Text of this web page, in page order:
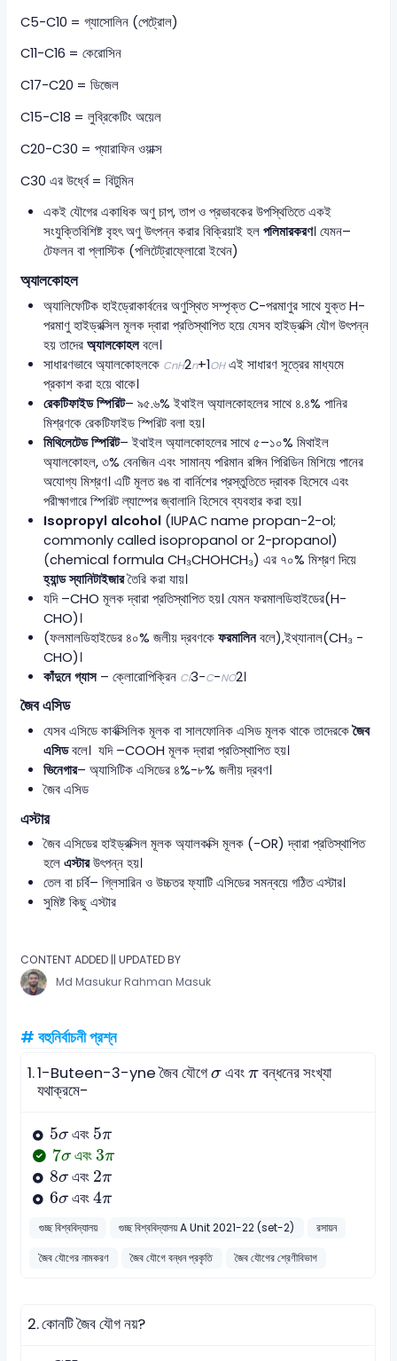
C5-C10 = গ্যাসোলিন (পেট্রোল)
C11-C16 = কেরোসিন
C17-C20 = ডিজেল
C15-C18 = লুব্রিকেটিং অয়েল
C20-C30 = প্যারাফিন ওয়াক্স
C30 এর উর্ধ্বে = বিটুমিন
একই যৌগের একাধিক অণু চাপ, তাপ ও প্রভাবকের উপস্থিতিতে একই
সংযুক্তিবিশিষ্ট বৃহৎ অণু উৎপন্ন করার বিক্রিয়াই হল পলিমারকরণ। যেমন–
টেফলন বা প্লাস্টিক (পলিটেট্রাফ্লোরো ইথেন)
অ্যালকোহল
অ্যালিফেটিক হাইড্রোকার্বনের অণুস্থিত সম্পৃক্ত C-পরমাণুর সাথে যুক্ত H-
পরমাণু হাইড্রক্সিল মূলক দ্বারা প্রতিস্থাপিত হয়ে যেসব হাইড্রক্সি যৌগ উৎপন্ন
হয় তাদের অ্যালকোহলবলে।
সাধারণভাবে অ্যালকোহলকে CnH2n+1​OHএই সাধারণ সূত্রের মাধ্যমে
প্রকাশ করা হয়ে থাকে।
রেকটিফাইড স্পিরিট– ৯৫.৬% ইথাইল অ্যালকোহলের সাথে ৪.৪% পানির
মিশ্রণকে রেকটিফাইড স্পিরিট বলা হয়।
মিথিলেটেড স্পিরিট– ইথাইল অ্যালকোহলের সাথে ৫–১০% মিথাইল
অ্যালকোহল, ৩% বেনজিন এবং সামান্য পরিমান রঙ্গিন পিরিডিন মিশিয়ে পানের
অযোগ্য মিশ্রণ। এটি মূলত রঙ বা বার্নিশের প্রস্তুতিতে দ্রাবক হিসেবে এবং
পরীক্ষাগারে স্পিরিট ল্যাম্পের জ্বালানি হিসেবে ব্যবহার করা হয়।
Isopropyl alcohol(IUPAC name propan-2-ol;
commonly called isopropanol or 2-propanol)
(chemical formula CH₃CHOHCH₃) এর ৭০% মিশ্রণ দিয়ে
হ্যান্ড স্যানিটাইজারতৈরি করা যায়।
যদি –CHO মূলক দ্বারা প্রতিস্থাপিত হয়। যেমন ফরমালডিহাইডের(H-
CHO)।
(ফলমালডিহাইডের ৪০% জলীয় দ্রবণকে ফরমালিনবলে),ইথ্যানাল(CH₃ -
CHO)।
কাঁদুনে গ্যাস– ক্লোরোপিক্রিন Cl3​−C−NO2​।
জৈব এসিড
যেসব এসিডে কার্বক্সিলিক মূলক বা সালফোনিক এসিড মূলক থাকে তাদেরকেজৈব
এসিডবলে। যদি –COOH মূলক দ্বারা প্রতিস্থাপিত হয়।
ভিনেগার– অ্যাসিটিক এসিডের ৪%-৮% জলীয় দ্রবণ।
জৈব এসিড
এস্টার
জৈব এসিডের হাইড্রক্সিল মূলক অ্যালকক্সি মূলক (-OR) দ্বারা প্রতিস্থাপিত
হলে এস্টারউৎপন্ন হয়।
তেল বা চর্বি– গ্লিসারিন ও উচ্চতর ফ্যাটি এসিডের সমন্বয়ে গঠিত এস্টার।
সুমিষ্ট কিছু এস্টার
CONTENT ADDED || UPDATED BY
Md Masukur Rahman Masuk
# বহুনির্বাচনী প্রশ্ন
1.1-Buteen-3-yne জৈব যৌগে σ
σএবং π
πবন্ধনের সংখ্যা
যথাক্রমে-
5σ
5σএবং 5π
5π
7σ
7σএবং 3π
3π
8σ
8σএবং 2π
2π
6σ
6σএবং4π
4π
গুচ্ছ বিশ্ববিদ্যালয় গুচ্ছ বিশ্ববিদ্যালয় A Unit 2021-22 (set-2)
রসায়ন
জৈব যৌগের নামকরণ
জৈব যৌগে বন্ধন প্রকৃতি জৈব যৌগের শ্রেণীবিভাগ
2.কোনটি জৈব যৌগ নয়?